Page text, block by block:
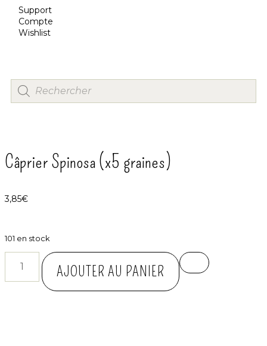
Support
Compte
Wishlist
Câprier Spinosa (x5 graines)
3,85€
101 en stock
AJOUTER AU PANIER